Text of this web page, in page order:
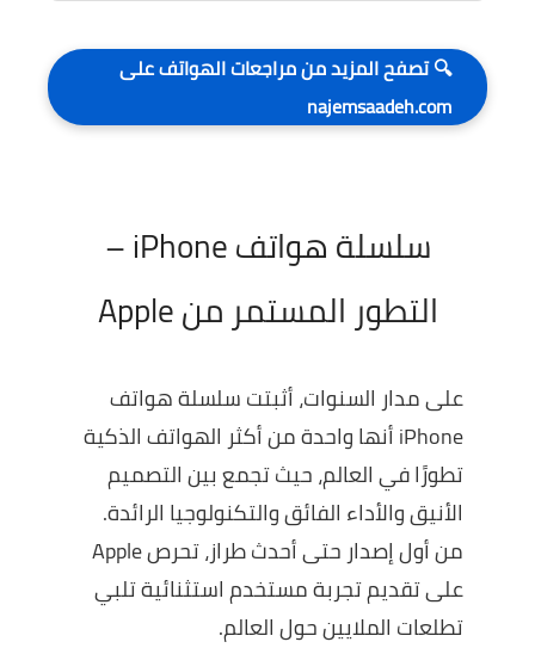
🔍 تصفح المزيد من مراجعات الهواتف على
najemsaadeh.com
سلسلة هواتف iPhone –
التطور المستمر من Apple
على مدار السنوات، أثبتت سلسلةهواتف
iPhoneأنها واحدة من أكثر الهواتف الذكية
تطورًا في العالم، حيث تجمع بين التصميم
الأنيق والأداء الفائق والتكنولوجيا الرائدة.
من أول إصدار حتى أحدث طراز، تحرصApple
على تقديم تجربة مستخدم استثنائية تلبي
تطلعات الملايين حول العالم.